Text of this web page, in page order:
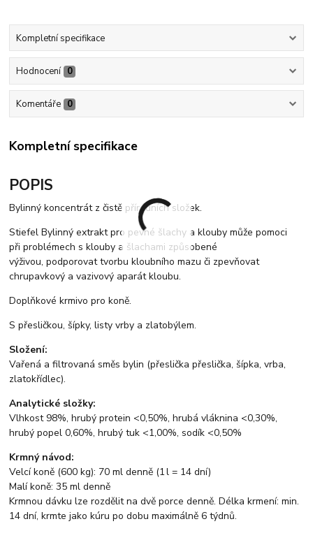
Kompletní specifikace
Hodnocení 0
Komentáře 0
Kompletní specifikace
POPIS
Bylinný koncentrát z čistě přírodních složek.
Stiefel Bylinný extrakt pro pevné šlachy a klouby může pomoci
při problémech s klouby a šlachami způsobené
výživou, podporovat tvorbu kloubního mazu či zpevňovat
chrupavkový a vazivový aparát kloubu.
Doplňkové krmivo pro koně.
S přesličkou, šípky, listy vrby a zlatobýlem.
Složení:
Vařená a filtrovaná směs bylin (přeslička přeslička, šípka, vrba,
zlatokřídlec).
Analytické složky:
Vlhkost 98%, hrubý protein <0,50%, hrubá vláknina <0,30%,
hrubý popel 0,60%, hrubý tuk <1,00%, sodík <0,50%
Krmný návod:
Velcí koně (600 kg): 70 ml denně (1 l = 14 dní)
Malí koně: 35 ml denně
Krmnou dávku lze rozdělit na dvě porce denně. Délka krmení: min.
14 dní, krmte jako kúru po dobu maximálně 6 týdnů.